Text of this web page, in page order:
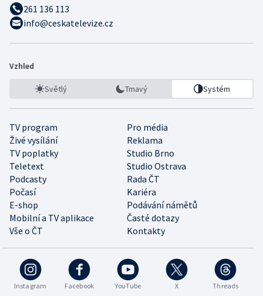
261 136 113
info@ceskatelevize.cz
Vzhled
Světlý Tmavý Systém
TV program
Pro média
Živé vysílání
Reklama
TV poplatky
Studio Brno
Teletext
Studio Ostrava
Podcasty
Rada ČT
Počasí
Kariéra
E-shop
Podávání námětů
Mobilní a TV aplikace
Časté dotazy
Vše o ČT
Kontakty
Instagram Facebook YouTube X Threads